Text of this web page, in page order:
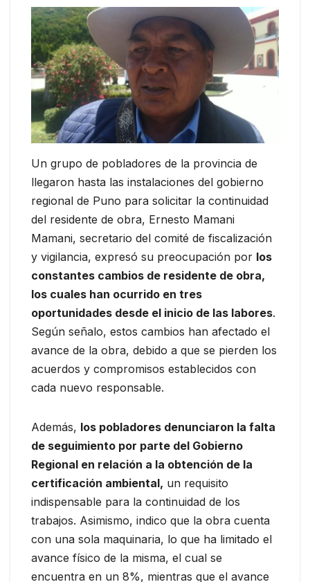
Un grupo de pobladores de la provincia de
llegaron hasta las instalaciones del gobierno
regional de Puno para solicitar la continuidad
del residente de obra, Ernesto Mamani
Mamani, secretario del comité de fiscalización
y vigilancia, expresó su preocupación por los
constantes cambios de residente de obra,
los cuales han ocurrido en tres
oportunidades desde el inicio de las labores.
Según señalo, estos cambios han afectado el
avance de la obra, debido a que se pierden los
acuerdos y compromisos establecidos con
cada nuevo responsable.
Además, los pobladores denunciaron la falta
de seguimiento por parte del Gobierno
Regional en relación a la obtención de la
certificación ambiental, un requisito
indispensable para la continuidad de los
trabajos. Asimismo, indico que la obra cuenta
con una sola maquinaria, lo que ha limitado el
avance físico de la misma, el cual se
encuentra en un 8%, mientras que el avance